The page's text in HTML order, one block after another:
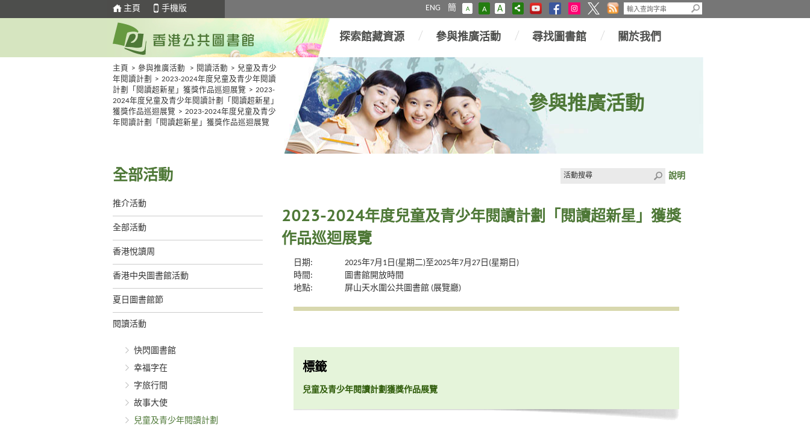
主頁 手機版 ENG 簡 A A A
探索館藏資源 參與推廣活動 尋找圖書館 關於我們
主頁 > 參與推廣活動 > 閱讀活動 > 兒童及青少
年閱讀計劃
> 2023-2024年度兒童及青少年閱讀
計劃「閱讀超新星」獲獎作品巡迴展覽 > 2023-
2024年度兒童及青少年閱讀計劃「閱讀超新星」
獲獎作品巡迴展覽 > 2023-2024年度兒童及青少
年閱讀計劃「閱讀超新星」獲獎作品巡迴展覽
參與推廣活動
全部活動
推介活動
全部活動
香港悅讀周
香港中央圖書館活動
夏日圖書館節
閱讀活動
快閃圖書館
幸福字在
字旅行間
故事大使
兒童及青少年閱讀計劃
說明
2023-2024年度兒童及青少年閱讀計劃「閱讀超新星」獲獎
作品巡迴展覽
日期:
2025年7月1日(星期二)至2025年7月27日(星期日)
時間:
圖書館開放時間
地點:
屏山天水圍公共圖書館 (展覽廳)
標籤
兒童及青少年閱讀計劃獲獎作品展覽